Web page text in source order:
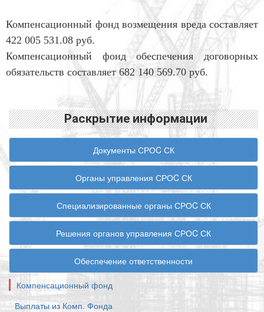
Компенсационный фонд возмещения вреда составляет
422 005 531.08 руб.
Компенсационный фонд обеспечения договорных
обязательств составляет 682 140 569.70 руб.
Раскрытие информации
Документы СРОC СК
Органы управления СРОC СК
Специализированные органы СРОC СК
Решения органов управления СРОC СК
Обеспечение ответственности
Компенсационный фонд
Выплаты из Комп. Фонда